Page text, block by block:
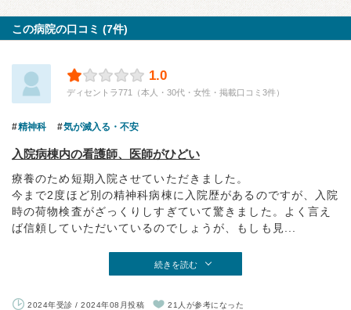
この病院の口コミ (7件)
1.0
ディセントラ771（本人・30代・女性・掲載口コミ3件）
精神科 気が滅入る・不安
入院病棟内の看護師、医師がひどい
療養のため短期入院させていただきました。
今まで2度ほど別の精神科病棟に入院歴があるのですが、入院
時の荷物検査がざっくりしすぎていて驚きました。よく言え
ば信頼していただいているのでしょうが、もしも見...
続きを読む
2024年受診 / 2024年08月投稿 21人が参考になった